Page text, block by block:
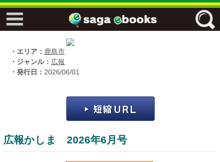
・エリア： 鹿島市
・ジャンル： 広報
・発行日： 2026/06/01
広報かしま 2026年6月号